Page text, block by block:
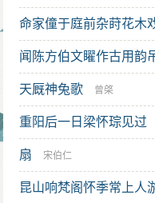
命家僮于庭前杂莳花木
闻陈方伯文矅作古用韵
天厩神兔歌 曾棨
重阳后一日梁怀琮见过
扇 宋伯仁
昆山响梵阁怀季常上人